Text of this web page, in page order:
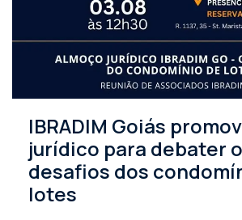
IBRADIM Goiás
jurídico para debater
desafios dos
lotes